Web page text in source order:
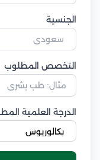
الجنسية
التخصص المطلوب
الدرجة العلمية